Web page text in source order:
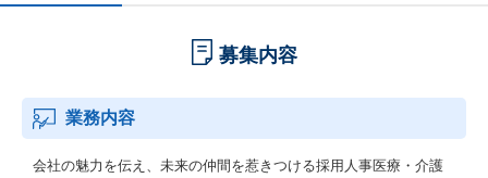
募集内容
業務内容
会社の魅力を伝え、未来の仲間を惹きつける採用人事医療・介護